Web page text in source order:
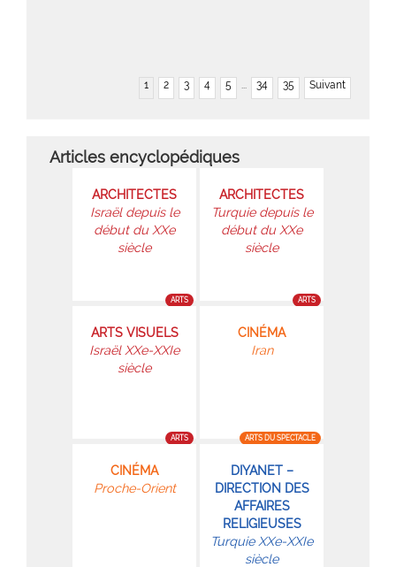
1 2 3 4 5 ... 34 35 Suivant
Articles encyclopédiques
ARCHITECTES
Israël depuis le
début du XXe
siècle
ARTS
ARCHITECTES
Turquie depuis le
début du XXe
siècle
ARTS
ARTS VISUELS
Israël XXe-XXIe
siècle
ARTS
CINÉMA
Iran
ARTS DU SPECTACLE
CINÉMA
Proche-Orient
DIYANET –
DIRECTION DES
AFFAIRES
RELIGIEUSES
Turquie XXe-XXIe
siècle